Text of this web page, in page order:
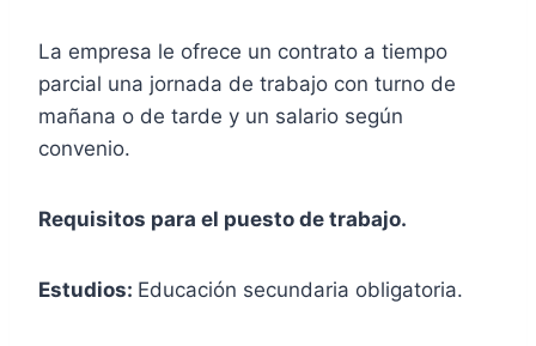
La empresa le ofrece un contrato a tiempo
parcial una jornada de trabajo con turno de
mañana o de tarde y un salario según
convenio.
Requisitos para el puesto de trabajo.
Estudios: Educación secundaria obligatoria.